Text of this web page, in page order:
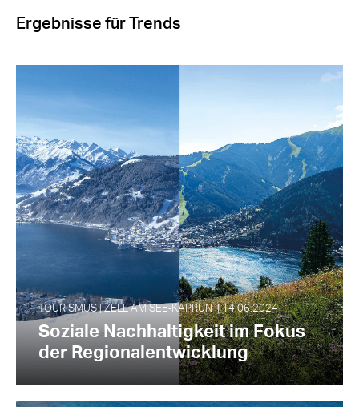
Ergebnisse für Trends
TOURISMUS | ZELL AM SEE‑KAPRUN | 14.06.2024
Soziale Nachhaltigkeit im Fokus
der Regionalentwicklung